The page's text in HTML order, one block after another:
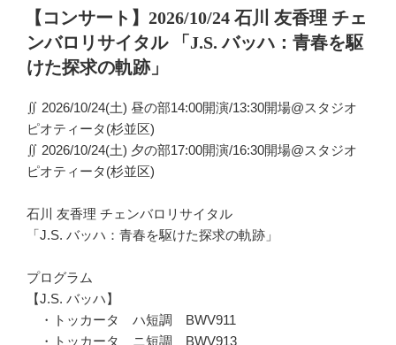
日:
【コンサート】2026/10/24 石川 友香理 チェ
ンバロリサイタル 「J.S. バッハ：青春を駆
けた探求の軌跡」
∬ 2026/10/24(土) 昼の部14:00開演/13:30開場@スタジオ
ピオティータ(杉並区)
∬ 2026/10/24(土) 夕の部17:00開演/16:30開場@スタジオ
ピオティータ(杉並区)
石川 友香理 チェンバロリサイタル
「J.S. バッハ：青春を駆けた探求の軌跡」
プログラム
【J.S. バッハ】
・トッカータ ハ短調 BWV911
・トッカータ ニ短調 BWV913